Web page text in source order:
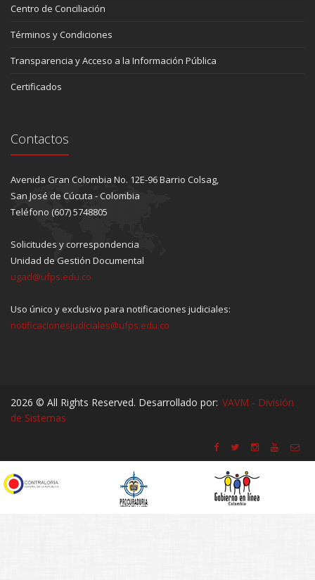
Centro de Conciliación
Términos y Condiciones
Transparencia y Acceso a la Información Pública
Certificados
Contactos
Avenida Gran Colombia No. 12E-96 Barrio Colsag,
San José de Cúcuta - Colombia
Teléfono (607) 5748805
Solicitudes y correspondencia
Unidad de Gestión Documental
ugad@ufps.edu.co
Uso único y exclusivo para notificaciones judiciales:
notificacionesjudiciales@ufps.edu.co
2026 © All Rights Reserved. Desarrollado por: VAVM - División
de Sistemas